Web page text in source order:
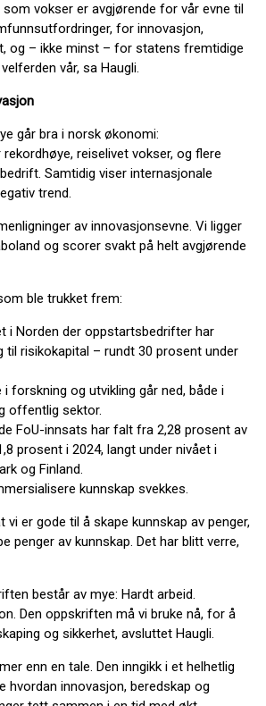
vokser er avgjørende for vår evne til
for innovasjon,
og – ikke minst – for statens fremtidige
vår, sa Haugli.
går bra i norsk økonomi:
reiselivet vokser, og flere
Samtidig viser internasjonale
trend.
av innovasjonsevne. Vi ligger
og scorer svakt på helt avgjørende
ble trukket frem:
i Norden der oppstartsbedrifter har
til risikokapital – rundt 30 prosent under
i forskning og utvikling går ned, både i
offentlig sektor.
FoU-innsats har falt fra 2,28 prosent av
prosent i 2024, langt under nivået i
og Finland.
kunnskap svekkes.
vi er gode til å skape kunnskap av penger,
penger av kunnskap. Det har blitt verre,
består av mye: Hardt arbeid.
Den oppskriften må vi bruke nå, for å
og sikkerhet, avsluttet Haugli.
enn en tale. Den inngikk i et helhetlig
hvordan innovasjon, beredskap og